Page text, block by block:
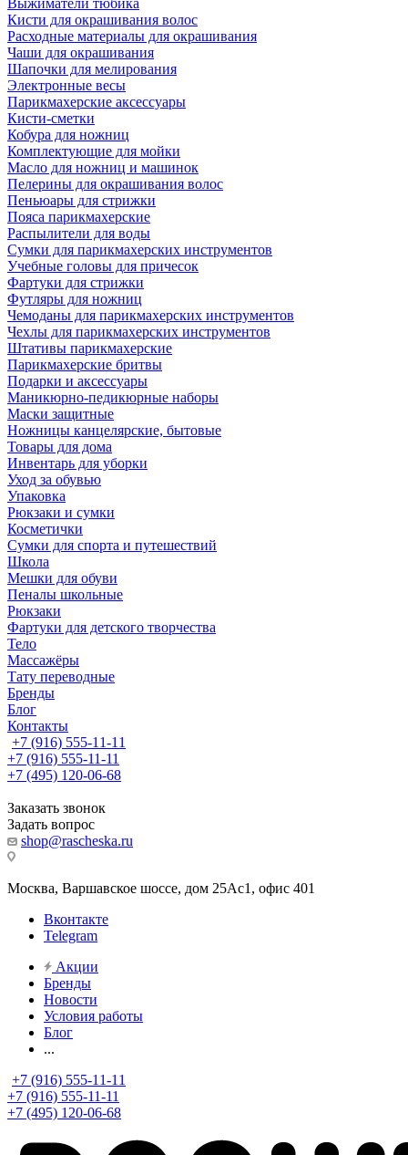
Выжиматели тюбика
Кисти для окрашивания волос
Расходные материалы для окрашивания
Чаши для окрашивания
Шапочки для мелирования
Электронные весы
Парикмахерские аксессуары
Кисти-сметки
Кобура для ножниц
Комплектующие для мойки
Масло для ножниц и машинок
Пелерины для окрашивания волос
Пеньюары для стрижки
Пояса парикмахерские
Распылители для воды
Сумки для парикмахерских инструментов
Учебные головы для причесок
Фартуки для стрижки
Футляры для ножниц
Чемоданы для парикмахерских инструментов
Чехлы для парикмахерских инструментов
Штативы парикмахерские
Парикмахерские бритвы
Подарки и аксессуары
Маникюрно-педикюрные наборы
Маски защитные
Ножницы канцелярские, бытовые
Товары для дома
Инвентарь для уборки
Уход за обувью
Упаковка
Рюкзаки и сумки
Косметички
Сумки для спорта и путешествий
Школа
Мешки для обуви
Пеналы школьные
Рюкзаки
Фартуки для детского творчества
Тело
Массажёры
Тату переводные
Бренды
Блог
Контакты
+7 (916) 555-11-11
+7 (916) 555-11-11
+7 (495) 120-06-68
Заказать звонок
Задать вопрос
shop@rascheska.ru
Москва, Варшавское шоссе, дом 25Аc1, офис 401
Вконтакте
Telegram
Акции
Бренды
Новости
Условия работы
Блог
...
+7 (916) 555-11-11
+7 (916) 555-11-11
+7 (495) 120-06-68